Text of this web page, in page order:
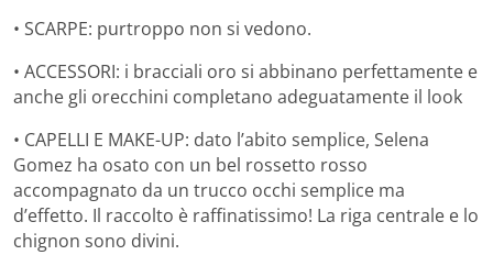
• SCARPE: purtroppo non si vedono.
• ACCESSORI: i bracciali oro si abbinano perfettamente e
anche gli orecchini completano adeguatamente il look
• CAPELLI E MAKE-UP: dato l’abito semplice, Selena
Gomez ha osato con un bel rossetto rosso
accompagnato da un trucco occhi semplice ma
d’effetto. Il raccolto è raffinatissimo! La riga centrale e lo
chignon sono divini.